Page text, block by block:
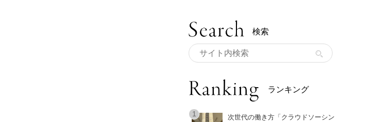
検索
ランキング
次世代の働き方「クラウドソーシン